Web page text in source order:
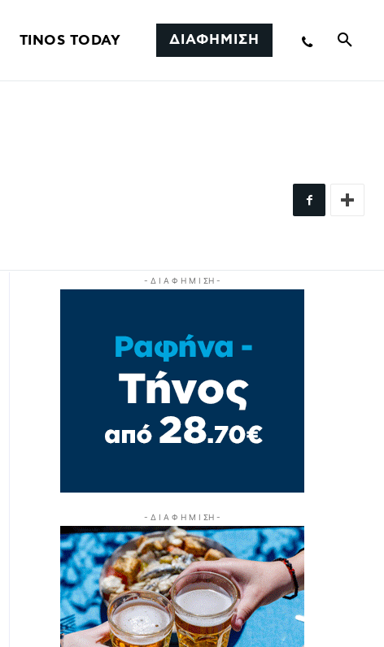
TINOS TODAY ΔΙΑΦΗΜΙΣΗ
- Δ Ι Α Φ Η Μ Ι ΣΗ -
- Δ Ι Α Φ Η Μ Ι ΣΗ -